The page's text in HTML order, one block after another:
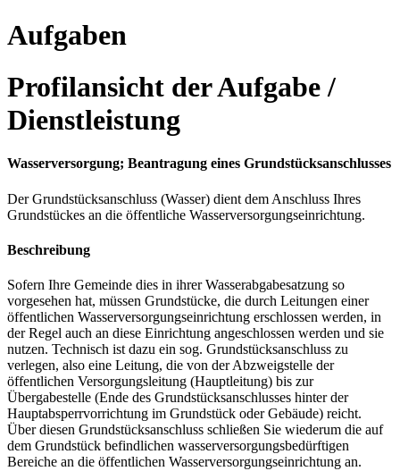
Aufgaben
Profilansicht der Aufgabe /
Dienstleistung
Wasserversorgung; Beantragung eines Grundstücksanschlusses
Der Grundstücksanschluss (Wasser) dient dem Anschluss Ihres
Grundstückes an die öffentliche Wasserversorgungseinrichtung.
Beschreibung
Sofern Ihre Gemeinde dies in ihrer Wasserabgabesatzung so
vorgesehen hat, müssen Grundstücke, die durch Leitungen einer
öffentlichen Wasserversorgungseinrichtung erschlossen werden, in
der Regel auch an diese Einrichtung angeschlossen werden und sie
nutzen. Technisch ist dazu ein sog. Grundstücksanschluss zu
verlegen, also eine Leitung, die von der Abzweigstelle der
öffentlichen Versorgungsleitung (Hauptleitung) bis zur
Übergabestelle (Ende des Grundstücksanschlusses hinter der
Hauptabsperrvorrichtung im Grundstück oder Gebäude) reicht.
Über diesen Grundstücksanschluss schließen Sie wiederum die auf
dem Grundstück befindlichen wasserversorgungsbedürftigen
Bereiche an die öffentlichen Wasserversorgungseinrichtung an.